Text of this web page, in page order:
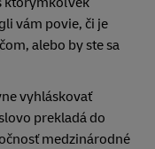
vám povie, či je
alebo by ste sa
vyhláskovať
prekladá do
medzinárodné